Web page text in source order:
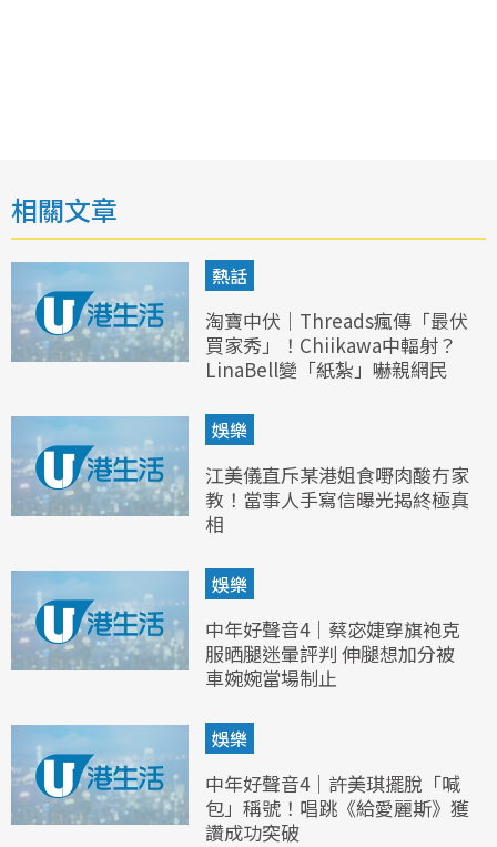
相關文章
熱話
淘寶中伏｜Threads瘋傳「最伏
買家秀」！Chiikawa中輻射？
LinaBell變「紙紮」嚇親網民
娛樂
江美儀直斥某港姐食嘢肉酸冇家
教！當事人手寫信曝光揭終極真
相
娛樂
中年好聲音4｜蔡宓婕穿旗袍克
服晒腿迷暈評判 伸腿想加分被
車婉婉當場制止
娛樂
中年好聲音4｜許美琪擺脫「喊
包」稱號！唱跳《給愛麗斯》獲
讚成功突破